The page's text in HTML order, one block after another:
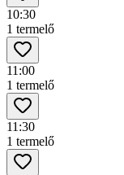
10:30
1 termelő
11:00
1 termelő
11:30
1 termelő